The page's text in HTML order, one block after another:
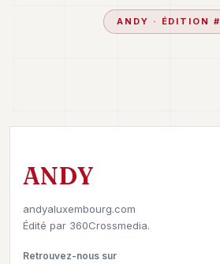
ANDY · ÉDITION #
ANDY
andyaluxembourg.com
Édité par 360Crossmedia.
Retrouvez-nous sur